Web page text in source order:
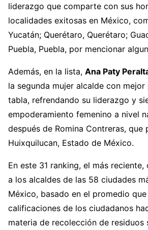
liderazgo que comparte con sus
localidades exitosas en México,
Yucatán; Querétaro, Querétaro;
Puebla, Puebla, por mencionar
Además, en la lista, Ana Paty
la segunda mujer alcalde con
tabla, refrendando su liderazgo y
empoderamiento femenino a nivel
después de Romina Contreras, que
Huixquilucan, Estado de México.
En este 31 ranking, el más
a los alcaldes de las 58 ciudades
México, basado en el promedio
calificaciones de los ciudadanos
materia de recolección de residuos